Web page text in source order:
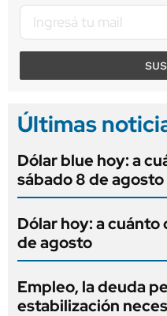
Últimas
Dólar blue hoy: a
sábado 8 de agosto
Dólar hoy: a
de agosto
Empleo, la deuda
estabilización